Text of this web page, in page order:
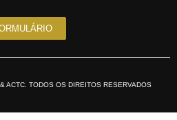
ACTC. TODOS OS DIREITOS RESERVADOS